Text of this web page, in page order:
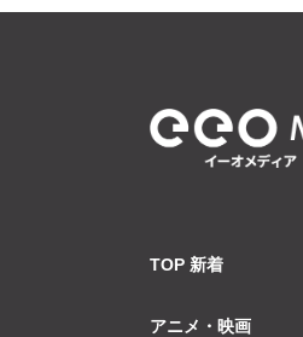
TOP 新着
アニメ・映画